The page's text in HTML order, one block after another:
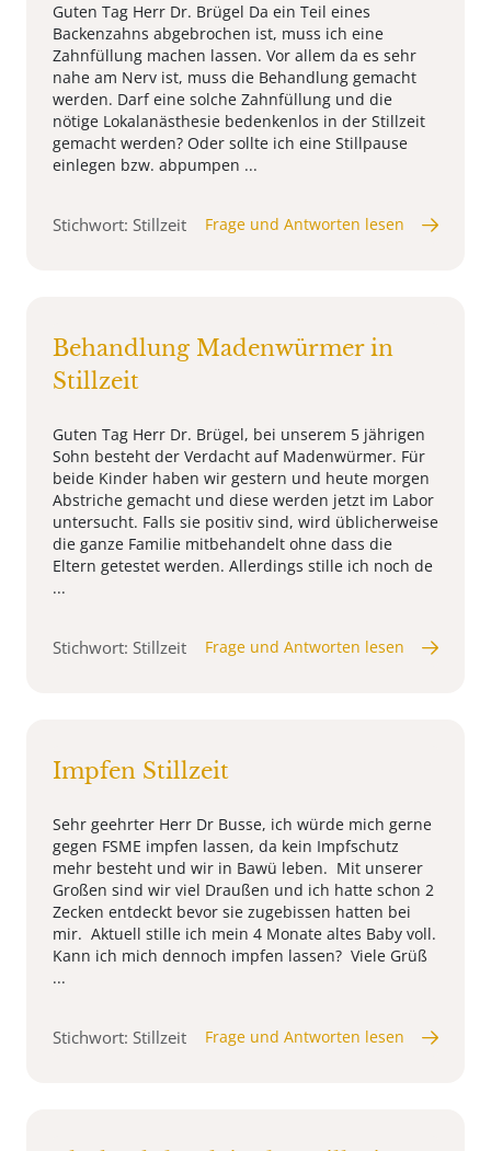
Guten Tag Herr Dr. Brügel Da ein Teil eines
Backenzahns abgebrochen ist, muss ich eine
Zahnfüllung machen lassen. Vor allem da es sehr
nahe am Nerv ist, muss die Behandlung gemacht
werden. Darf eine solche Zahnfüllung und die
nötige Lokalanästhesie bedenkenlos in der Stillzeit
gemacht werden? Oder sollte ich eine Stillpause
einlegen bzw. abpumpen ...
Stichwort: Stillzeit Frage und Antworten lesen
Behandlung Madenwürmer in
Stillzeit
Guten Tag Herr Dr. Brügel, bei unserem 5 jährigen
Sohn besteht der Verdacht auf Madenwürmer. Für
beide Kinder haben wir gestern und heute morgen
Abstriche gemacht und diese werden jetzt im Labor
untersucht. Falls sie positiv sind, wird üblicherweise
die ganze Familie mitbehandelt ohne dass die
Eltern getestet werden. Allerdings stille ich noch de
...
Stichwort: Stillzeit Frage und Antworten lesen
Impfen Stillzeit
Sehr geehrter Herr Dr Busse, ich würde mich gerne
gegen FSME impfen lassen, da kein Impfschutz
mehr besteht und wir in Bawü leben. Mit unserer
Großen sind wir viel Draußen und ich hatte schon 2
Zecken entdeckt bevor sie zugebissen hatten bei
mir. Aktuell stille ich mein 4 Monate altes Baby voll.
Kann ich mich dennoch impfen lassen? Viele Grüß
...
Stichwort: Stillzeit Frage und Antworten lesen